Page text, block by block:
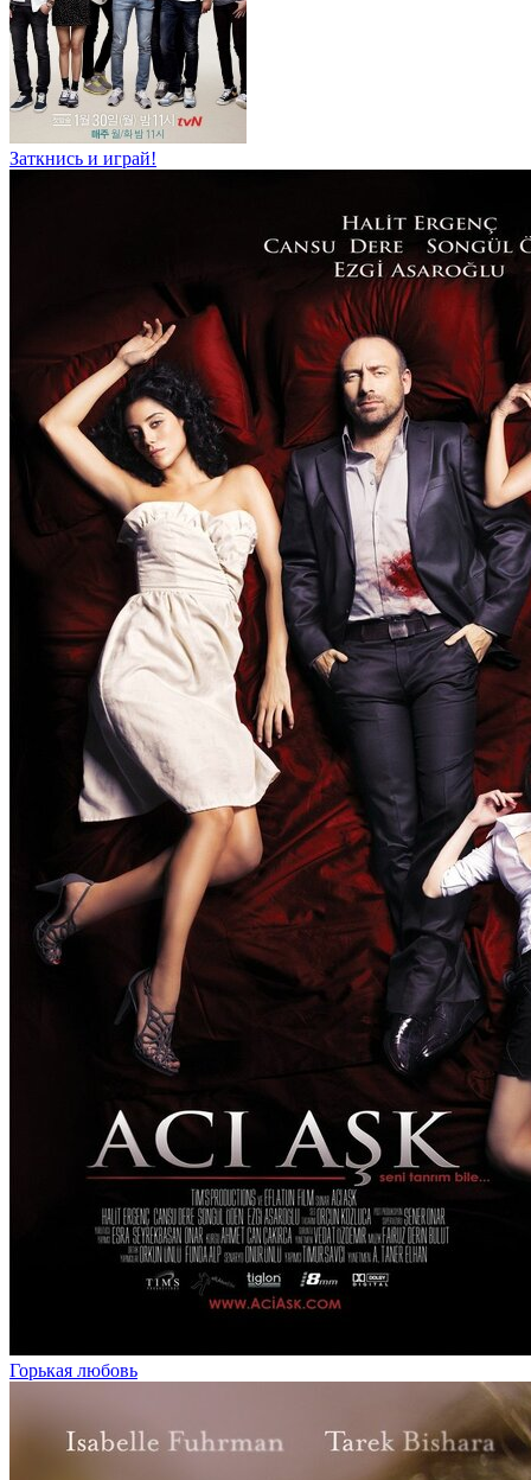
Заткнись и играй!
Горькая любовь